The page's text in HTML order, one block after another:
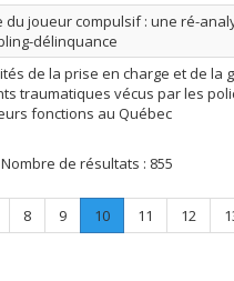
du joueur compulsif : une ré-
délinquance
de la prise en charge et de la
traumatiques vécus par les
fonctions au Québec
Nombre de résultats : 855
Page
8 Page
9 Page
10.
Page
Page
11 Page
12